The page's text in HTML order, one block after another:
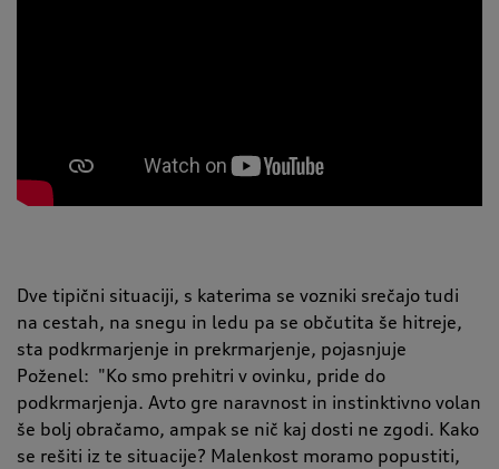
Dve tipični situaciji, s katerima se vozniki srečajo tudi
na cestah, na snegu in ledu pa se občutita še hitreje,
sta podkrmarjenje in prekrmarjenje, pojasnjuje
Poženel: "Ko smo prehitri v ovinku, pride do
podkrmarjenja. Avto gre naravnost in instinktivno volan
še bolj obračamo, ampak se nič kaj dosti ne zgodi. Kako
se rešiti iz te situacije? Malenkost moramo popustiti,